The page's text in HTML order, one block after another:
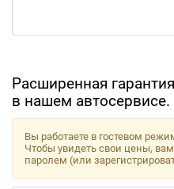
Расширенная
в нашем автосервисе.
Вы работаете в гостевом
Чтобы увидеть свои цены,
паролем (или